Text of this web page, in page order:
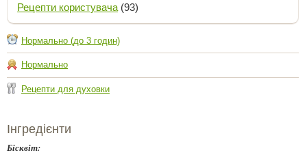
Рецепти користувача (93)
Нормально (до 3 годин)
Нормально
Рецепти для духовки
Інгредієнти
Бісквіт: